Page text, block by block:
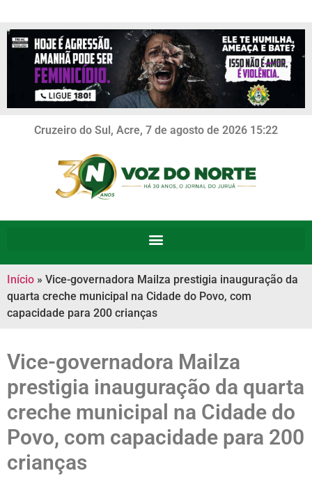
Cruzeiro do Sul, Acre, 7 de agosto de 2026 15:22
Início » Vice-governadora Mailza prestigia inauguração da
quarta creche municipal na Cidade do Povo, com
capacidade para 200 crianças
Vice-governadora Mailza
prestigia inauguração da quarta
creche municipal na Cidade do
Povo, com capacidade para 200
crianças